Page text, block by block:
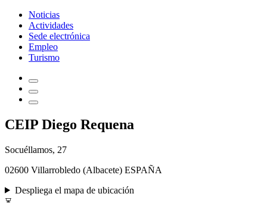
Noticias
Actividades
Sede electrónica
Empleo
Turismo
CEIP Diego Requena
Socuéllamos, 27
02600 Villarrobledo (Albacete) ESPAÑA
Despliega el mapa de ubicación